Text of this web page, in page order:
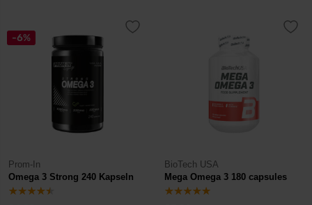
-6%
Prom-In
Omega 3 Strong 240 Kapseln
BioTech USA
Mega Omega 3 180 capsules